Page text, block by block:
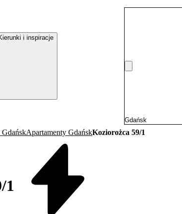
i inspiracje
Apartamenty GdańskKoziorożca 59/1
1